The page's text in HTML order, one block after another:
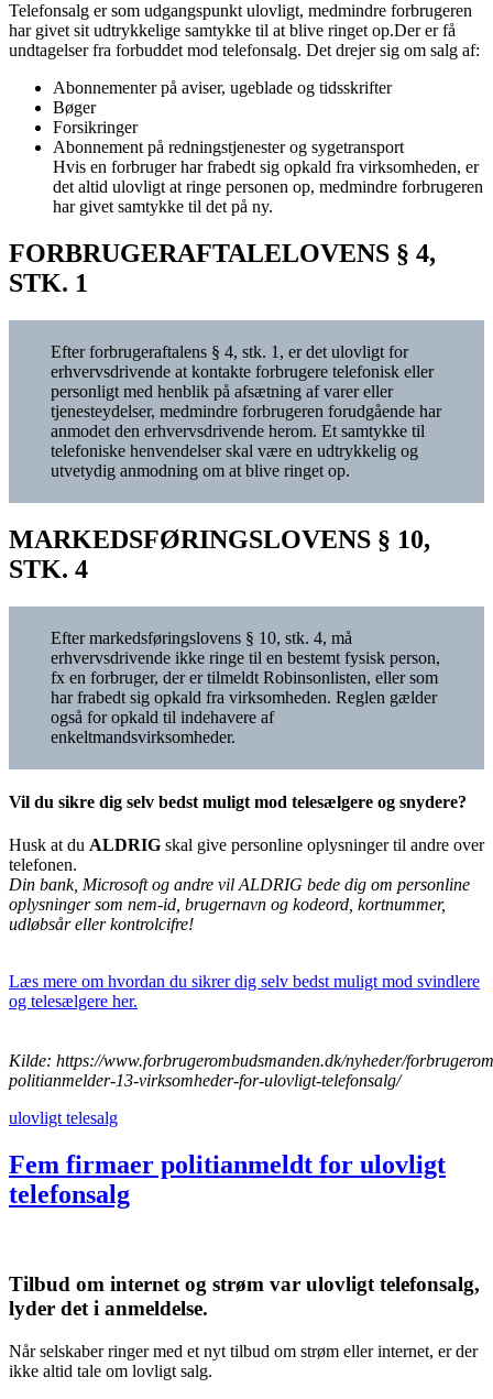
Telefonsalg er som udgangspunkt ulovligt, medmindre forbrugeren
har givet sit udtrykkelige samtykke til at blive ringet op.Der er få
undtagelser fra forbuddet mod telefonsalg. Det drejer sig om salg af:
Abonnementer på aviser, ugeblade og tidsskrifter
Bøger
Forsikringer
Abonnement på redningstjenester og sygetransport
Hvis en forbruger har frabedt sig opkald fra virksomheden, er
det altid ulovligt at ringe personen op, medmindre forbrugeren
har givet samtykke til det på ny.
FORBRUGERAFTALELOVENS § 4,
STK. 1
Efter forbrugeraftalens § 4, stk. 1, er det ulovligt for
erhvervsdrivende at kontakte forbrugere telefonisk eller
personligt med henblik på afsætning af varer eller
tjenesteydelser, medmindre forbrugeren forudgående har
anmodet den erhvervsdrivende herom. Et samtykke til
telefoniske henvendelser skal være en udtrykkelig og
utvetydig anmodning om at blive ringet op.
MARKEDSFØRINGSLOVENS § 10,
STK. 4
Efter markedsføringslovens § 10, stk. 4, må
erhvervsdrivende ikke ringe til en bestemt fysisk person,
fx en forbruger, der er tilmeldt Robinsonlisten, eller som
har frabedt sig opkald fra virksomheden. Reglen gælder
også for opkald til indehavere af
enkeltmandsvirksomheder.
Vil du sikre dig selv bedst muligt mod telesælgere og snydere?
Husk at du ALDRIG skal give personline oplysninger til andre over
telefonen.
Din bank, Microsoft og andre vil ALDRIG bede dig om personline
oplysninger som nem-id, brugernavn og kodeord, kortnummer,
udløbsår eller kontrolcifre!
Læs mere om hvordan du sikrer dig selv bedst muligt mod svindlere
og telesælgere her.
Kilde: https://www.forbrugerombudsmanden.dk/nyheder/
politianmelder-13-virksomheder-for-ulovligt-telefonsalg/
ulovligt telesalg
Fem firmaer politianmeldt for ulovligt
telefonsalg
Tilbud om internet og strøm var ulovligt telefonsalg,
lyder det i anmeldelse.
Når selskaber ringer med et nyt tilbud om strøm eller internet, er der
ikke altid tale om lovligt salg.